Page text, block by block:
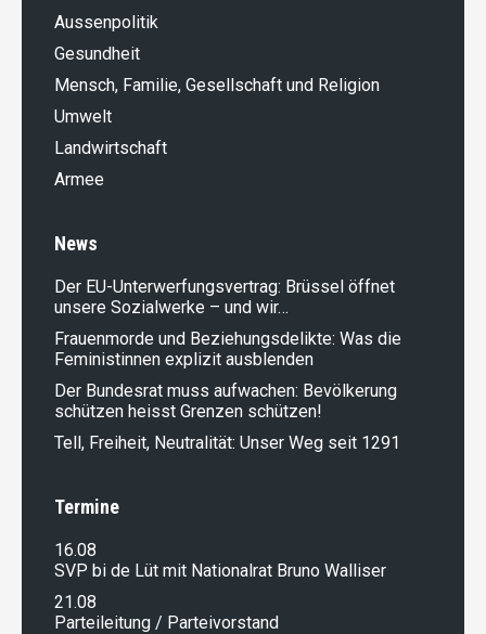
Aussenpolitik
Gesundheit
Mensch, Familie, Gesellschaft und Religion
Umwelt
Landwirt­schaft
Armee
News
Der EU-Unterwerfungsvertrag: Brüssel öffnet
unsere Sozialwerke – und wir…
Frauenmorde und Beziehungsdelikte: Was die
Feministinnen explizit ausblenden
Der Bundesrat muss aufwachen: Bevölkerung
schützen heisst Grenzen schützen!
Tell, Freiheit, Neutralität: Unser Weg seit 1291
Termine
16.08
SVP bi de Lüt mit Nationalrat Bruno Walliser
21.08
Parteileitung / Parteivorstand